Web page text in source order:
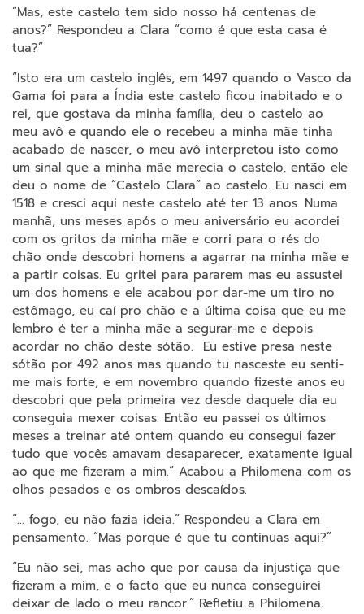
“Mas, este castelo tem sido nosso há centenas de
anos?” Respondeu a Clara “como é que esta casa é
tua?”
“Isto era um castelo inglês, em 1497 quando o Vasco da
Gama foi para a Índia este castelo ficou inabitado e o
rei, que gostava da minha família, deu o castelo ao
meu avô e quando ele o recebeu a minha mãe tinha
acabado de nascer, o meu avô interpretou isto como
um sinal que a minha mãe merecia o castelo, então ele
deu o nome de “Castelo Clara” ao castelo. Eu nasci em
1518 e cresci aqui neste castelo até ter 13 anos. Numa
manhã, uns meses após o meu aniversário eu acordei
com os gritos da minha mãe e corri para o rés do
chão onde descobri homens a agarrar na minha mãe e
a partir coisas. Eu gritei para pararem mas eu assustei
um dos homens e ele acabou por dar-me um tiro no
estômago, eu caí pro chão e a última coisa que eu me
lembro é ter a minha mãe a segurar-me e depois
acordar no chão deste sótão. Eu estive presa neste
sótão por 492 anos mas quando tu nasceste eu senti-
me mais forte, e em novembro quando fizeste anos eu
descobri que pela primeira vez desde daquele dia eu
conseguia mexer coisas. Então eu passei os últimos
meses a treinar até ontem quando eu consegui fazer
tudo que vocês amavam desaparecer, exatamente igual
ao que me fizeram a mim.” Acabou a Philomena com os
olhos pesados e os ombros descaídos.
“… fogo, eu não fazia ideia.” Respondeu a Clara em
pensamento. “Mas porque é que tu continuas aqui?”
“Eu não sei, mas acho que por causa da injustiça que
fizeram a mim, e o facto que eu nunca conseguirei
deixar de lado o meu rancor.” Refletiu a Philomena.